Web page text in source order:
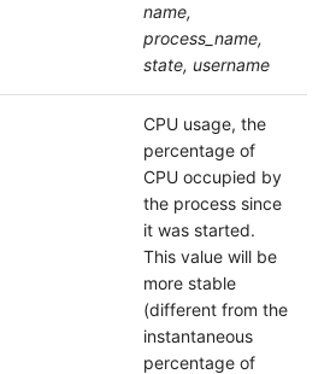
name,
process_name,
state, username
CPU usage, the
percentage of
CPU occupied by
the process since
it was started.
This value will be
more stable
(different from the
instantaneous
percentage of